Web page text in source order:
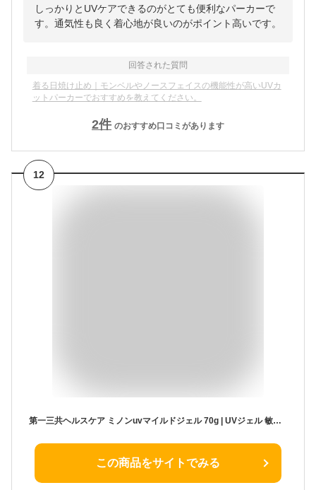
しっかりとUVケアできるのがとても便利なパーカーで
す。通気性も良く着心地が良いのがポイント高いです。
回答された質問
着る日焼け止め｜モンベルやノースフェイスの機能性が高いUVカ
ットパーカーでおすすめを教えてください。
2件 のおすすめ口コミがあります
12
第一三共ヘルスケア ミノンuvマイルドジェル 70g | UVジェル 敏感肌 低刺激 ミノン 日焼け止め ベビー 赤ちゃん 子供 紫外線対策 SPF35 PA+++ 家族 アレルギーテスト済み 優しい
この商品をサイトでみる